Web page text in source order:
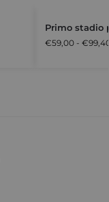
Primo stadio
€59,00 - €